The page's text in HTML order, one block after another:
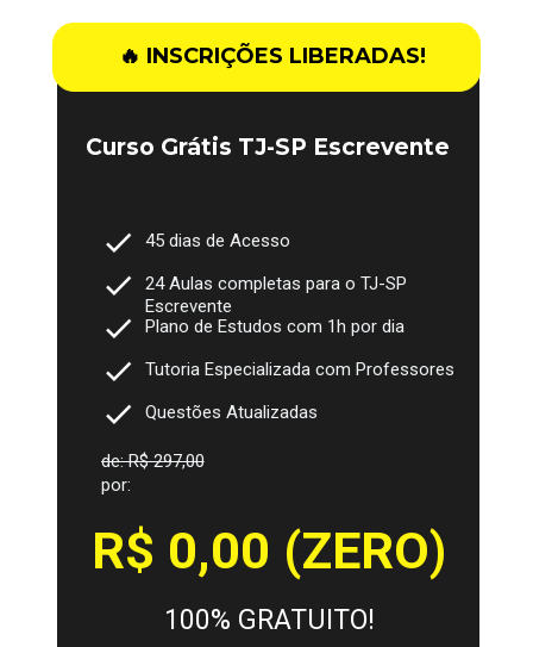
🔥 INSCRIÇÕES LIBERADAS!
Curso Grátis TJ-SP Escrevente
45 dias de Acesso
24 Aulas completas para o TJ-SP
Escrevente
Plano de Estudos com 1h por dia
Tutoria Especializada com Professores
Questões Atualizadas
de: R$ 297,00
por:
R$ 0,00 (ZERO)
100% GRATUITO!